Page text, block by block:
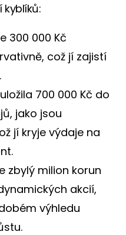
kyblíků:
300 000 Kč
což jí zajistí
700 000 Kč do
jako jsou
jí kryje výdaje na
zbylý milion korun
akcií,
výhledu